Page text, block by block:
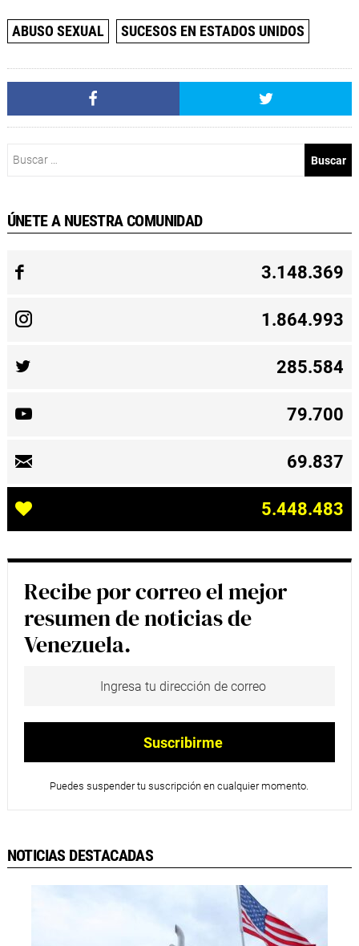
ABUSO SEXUAL SUCESOS EN ESTADOS UNIDOS
ÚNETE A NUESTRA COMUNIDAD
3.148.369
1.864.993
285.584
79.700
69.837
5.448.483
Recibe por correo el mejor
resumen de noticias de
Venezuela.
Puedes suspender tu suscripción en cualquier momento.
NOTICIAS DESTACADAS